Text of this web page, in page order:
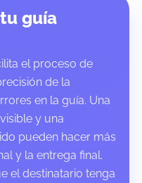
guía
el proceso de
de la
en la guía. Una
y una
pueden hacer más
y la entrega final.
el destinatario tenga